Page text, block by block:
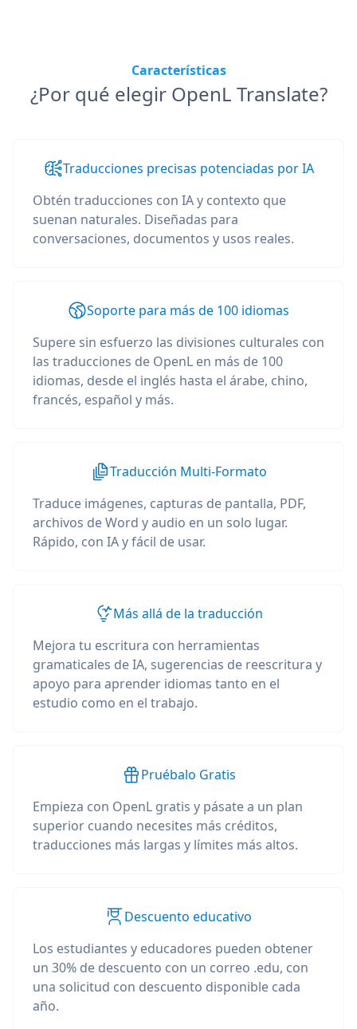
Características
¿Por qué elegir OpenL Translate?
Traducciones precisas potenciadas por IA
Obtén traducciones con IA y contexto que
suenan naturales. Diseñadas para
conversaciones, documentos y usos reales.
Soporte para más de 100 idiomas
Supere sin esfuerzo las divisiones culturales con
las traducciones de OpenL en más de 100
idiomas, desde el inglés hasta el árabe, chino,
francés, español y más.
Traducción Multi-Formato
Traduce imágenes, capturas de pantalla, PDF,
archivos de Word y audio en un solo lugar.
Rápido, con IA y fácil de usar.
Más allá de la traducción
Mejora tu escritura con herramientas
gramaticales de IA, sugerencias de reescritura y
apoyo para aprender idiomas tanto en el
estudio como en el trabajo.
Pruébalo Gratis
Empieza con OpenL gratis y pásate a un plan
superior cuando necesites más créditos,
traducciones más largas y límites más altos.
Descuento educativo
Los estudiantes y educadores pueden obtener
un 30% de descuento con un correo .edu, con
una solicitud con descuento disponible cada
año.